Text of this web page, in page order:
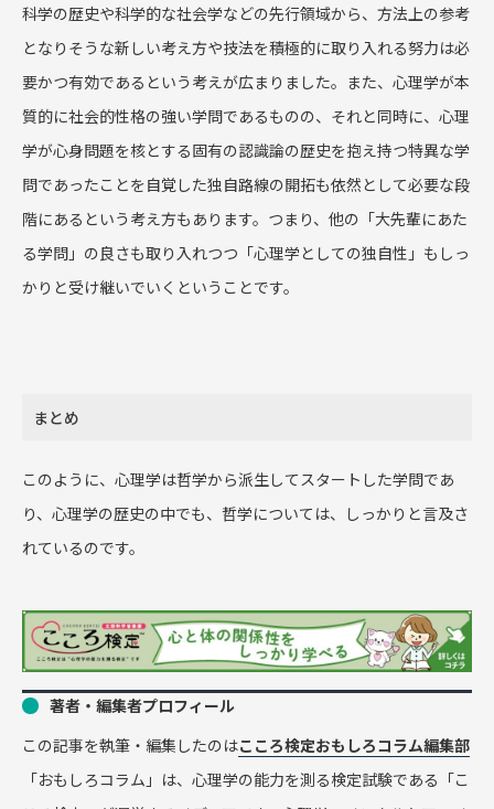
科学の歴史や科学的な社会学などの先行領域から、方法上の参考
となりそうな新しい考え方や技法を積極的に取り入れる努力は必
要かつ有効であるという考えが広まりました。また、心理学が本
質的に社会的性格の強い学問であるものの、それと同時に、心理
学が心身問題を核とする固有の認識論の歴史を抱え持つ特異な学
問であったことを自覚した独自路線の開拓も依然として必要な段
階にあるという考え方もあります。つまり、他の「大先輩にあた
る学問」の良さも取り入れつつ「心理学としての独自性」もしっ
かりと受け継いでいくということです。
まとめ
このように、心理学は哲学から派生してスタートした学問であ
り、心理学の歴史の中でも、哲学については、しっかりと言及さ
れているのです。
著者・編集者プロフィール
この記事を執筆・編集したのはこころ検定おもしろコラム編集部
「おもしろコラム」は、心理学の能力を測る検定試験である「こ